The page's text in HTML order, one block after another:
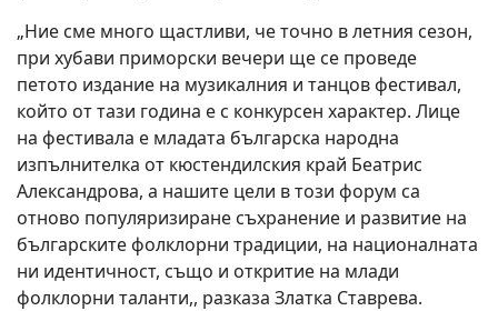
„Ние сме много щастливи, че точно в летния сезон,
при хубави приморски вечери ще се проведе
петото издание на музикалния и танцов фестивал,
който от тази година е с конкурсен характер. Лице
на фестивала е младата българска народна
изпълнителка от кюстендилския край Беатрис
Александрова, а нашите цели в този форум са
отново популяризиране съхранение и развитие на
българските фолклорни традиции, на националната
ни идентичност, също и откритие на млади
фолклорни таланти,, разказа Златка Ставрева.